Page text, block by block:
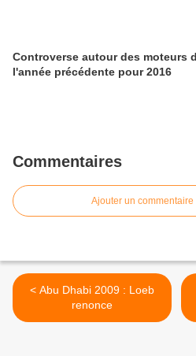
Controverse autour des moteurs
l'année précédente pour 2016
Commentaires
Ajouter un commentaire
< Abu Dhabi 2009 : Loeb
renonce